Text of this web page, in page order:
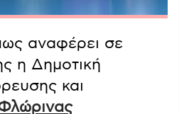
αναφέρει σε
η Δημοτική
και